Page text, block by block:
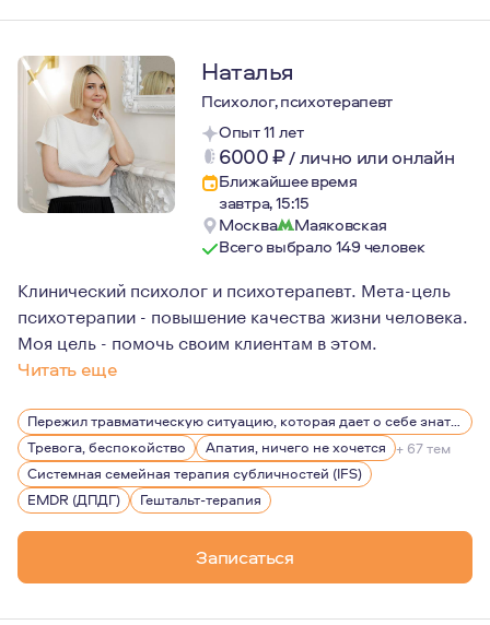
Наталья
Психолог, психотерапевт
Опыт 11 лет
6000₽/лично или онлайн
Ближайшее время
завтра, 15:15
Москва
Маяковская
Всего выбрало 149 человек
Клинический психолог и психотерапевт. Мета-цель
психотерапии - повышение качества жизни человека.
Моя цель - помочь своим клиентам в этом.
Читать еще
Пережил травматическую ситуацию, которая дает о себе знать, беспокоит, вызывает эмоции
Тревога, беспокойство
Апатия, ничего не хочется + 67 тем
Системная семейная терапия субличностей (IFS)
EMDR (ДПДГ)
Гештальт-терапия
Записаться